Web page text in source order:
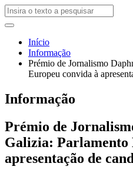
Início
Informação
Prémio de Jornalismo
Europeu convida à
Informação
Prémio de
Galizia: Parlamento
apresentação de